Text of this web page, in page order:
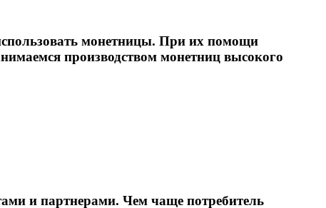
монетницы. При их помощи
производством монетниц высокого
и партнерами. Чем чаще потребитель